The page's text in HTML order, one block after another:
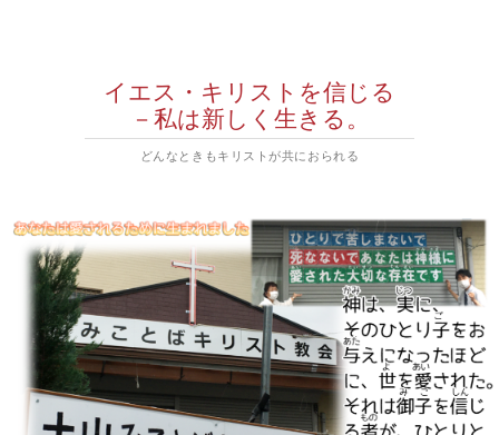
イエス・キリストを信じる
－私は新しく生きる。
どんなときもキリストが共におられる